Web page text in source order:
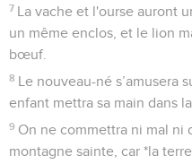
7 La vache et l'ourse auront
un même enclos, et le lion
bœuf.
8 Le nouveau-né s’amusera
enfant mettra sa main dans
9 On ne commettra ni mal ni
montagne sainte, car *la